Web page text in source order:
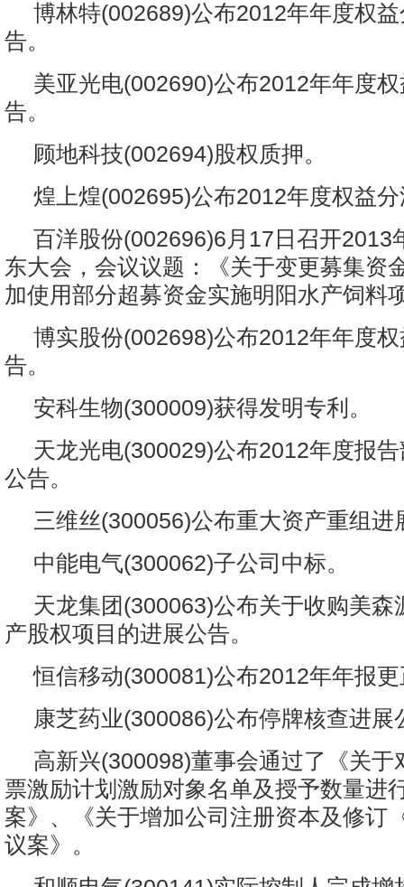
博林特(002689)公布2012年年度权
告。
美亚光电(002690)公布2012年年度
告。
顾地科技(002694)股权质押。
煌上煌(002695)公布2012年度权益
百洋股份(002696)6月17日召开2013
东大会，会议议题：《关于变更募集资
加使用部分超募资金实施明阳水产饲料
博实股份(002698)公布2012年年度
告。
安科生物(300009)获得发明专利。
天龙光电(300029)公布2012年度报
公告。
三维丝(300056)公布重大资产重组进
中能电气(300062)子公司中标。
天龙集团(300063)公布关于收购美森
产股权项目的进展公告。
恒信移动(300081)公布2012年年报
康芝药业(300086)公布停牌核查进展
高新兴(300098)董事会通过了《关于
票激励计划激励对象名单及授予数量进
案》、《关于增加公司注册资本及修订
议案》。